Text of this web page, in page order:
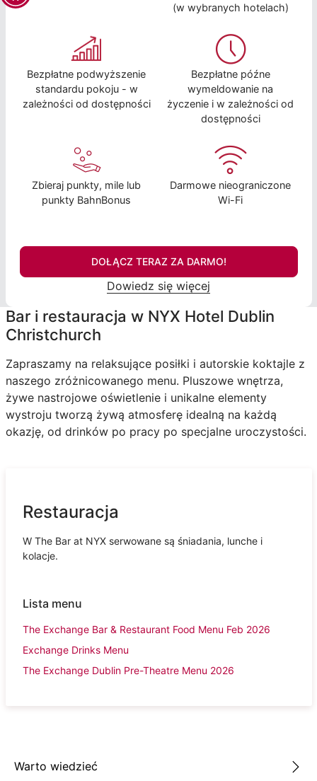
(w wybranych hotelach)
Bezpłatne podwyższenie
standardu pokoju - w
zależności od dostępności
Bezpłatne późne
wymeldowanie na
życzenie i w zależności od
dostępności
Zbieraj punkty, mile lub
punkty BahnBonus
Darmowe nieograniczone
Wi-Fi
DOŁĄCZ TERAZ ZA DARMO!
Dowiedz się więcej
Bar i restauracja w NYX Hotel Dublin
Christchurch
Zapraszamy na relaksujące posiłki i autorskie koktajle z
naszego zróżnicowanego menu. Pluszowe wnętrza,
żywe nastrojowe oświetlenie i unikalne elementy
wystroju tworzą żywą atmosferę idealną na każdą
okazję, od drinków po pracy po specjalne uroczystości.
Restauracja
W The Bar at NYX serwowane są śniadania, lunche i
kolacje.
Lista menu
The Exchange Bar & Restaurant Food Menu Feb 2026
Exchange Drinks Menu
The Exchange Dublin Pre-Theatre Menu 2026
Warto wiedzieć